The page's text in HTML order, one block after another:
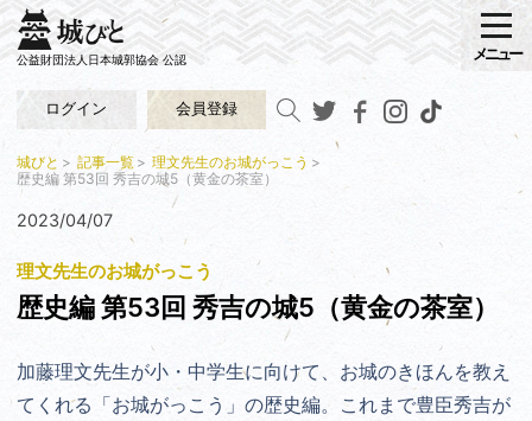
公益財団法人日本城郭協会 公認
ログイン 会員登録
メニュー
城びと 記事一覧
理文先生のお城がっこう
歴史編 第53回 秀吉の城5（黄金の茶室）
2023/04/07
理文先生のお城がっこう
歴史編 第53回 秀吉の城5（黄金の茶室）
加藤理文先生が小・中学生に向けて、お城のきほんを教え
てくれる「お城がっこう」の歴史編。 これまで豊臣秀吉が